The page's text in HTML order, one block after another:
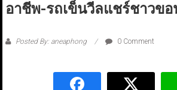
อาชีพ-รถเข็นวีลแชร์ชาวข
Posted By: aneaphong 0 Comment